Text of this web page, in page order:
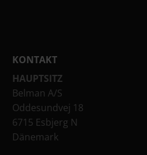
KONTAKT
HAUPTSITZ
Belman A/S
Oddesundvej 18
6715 Esbjerg N
Dänemark